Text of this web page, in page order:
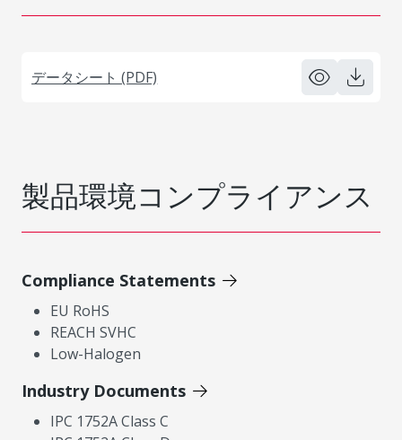
データシート (PDF)
製品環境コンプライアンス
Compliance Statements
EU RoHS
REACH SVHC
Low-Halogen
Industry Documents
IPC 1752A Class C